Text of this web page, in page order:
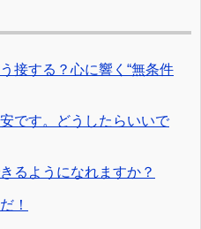
接する？心に響く“無条件
です。どうしたらいいで
るようになれますか？
！